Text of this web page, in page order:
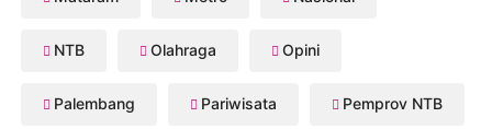
NTB Olahraga Opini
Palembang Pariwisata Pemprov NTB